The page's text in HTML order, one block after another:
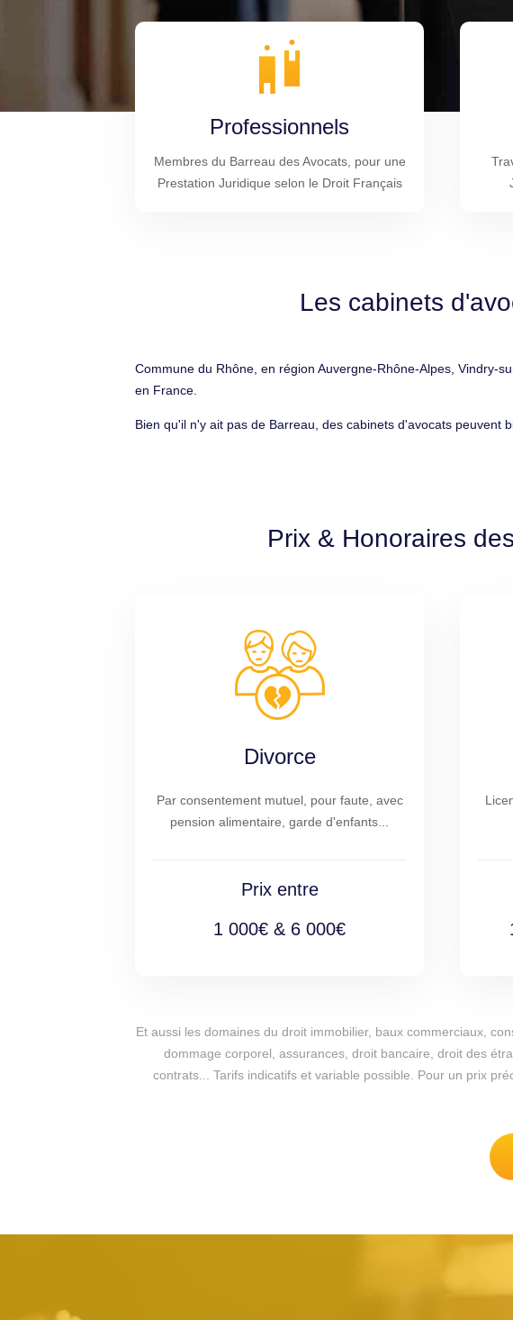
Professionnels
Membres du Barreau des Avocats, pour une
Prestation Juridique selon le Droit Français
Les cabinets
Commune du Rhône, en région Auvergne-Rhône-Alpes, Vindry-
en France.
Bien qu'il n'y ait pas de Barreau, des cabinets d'avocats peuvent
Prix & Honoraires
Divorce
Par consentement mutuel, pour faute, avec
pension alimentaire, garde d'enfants...
Prix entre
1 000€ & 6 000€
Et aussi les domaines du droit immobilier, baux commerciaux,
dommage corporel, assurances, droit bancaire, droit des
contrats... Tarifs indicatifs et variable possible. Pour un prix